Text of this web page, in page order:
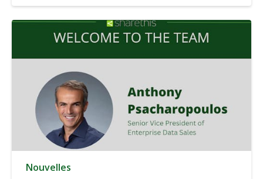
Nouvelles